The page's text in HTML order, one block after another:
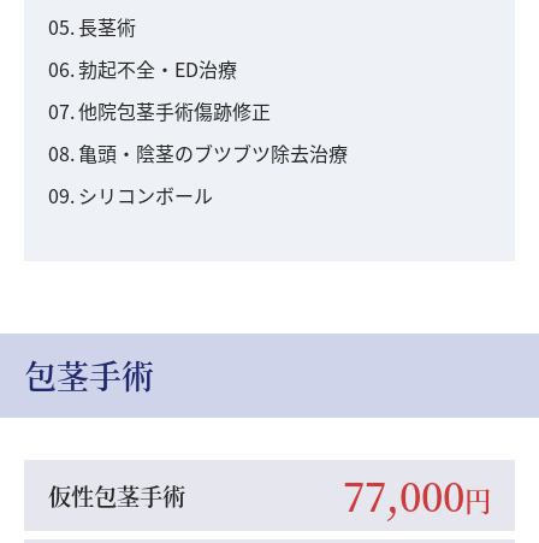
長茎術
勃起不全・ED治療
他院包茎手術傷跡修正
亀頭・陰茎のブツブツ除去治療
シリコンボール
包茎手術
仮性包茎手術 77,000円